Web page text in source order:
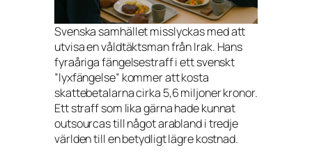
Svenska samhället misslyckas med att
utvisa en våldtäktsman från Irak. Hans
fyraåriga fängelsestraff i ett svenskt
”lyxfängelse” kommer att kosta
skattebetalarna cirka 5,6 miljoner kronor.
Ett straff som lika gärna hade kunnat
outsourcas till något arabland i tredje
världen till en betydligt lägre kostnad.